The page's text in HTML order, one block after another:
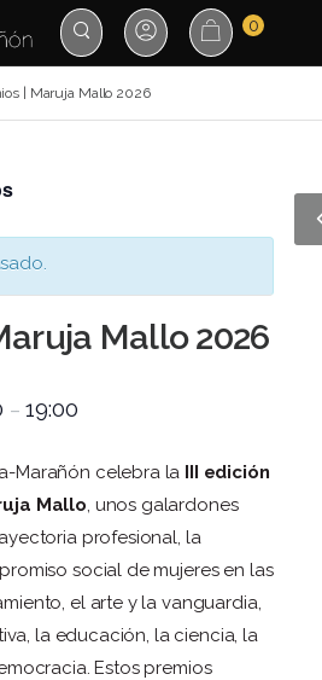
0
| Maruja Mallo 2026
Mallo 2026
– 19:00
Marañón celebra la III edición
Mallo , unos galardones
profesional, la
social de mujeres en las
el arte y la vanguardia,
la educación, la ciencia, la
Estos premios